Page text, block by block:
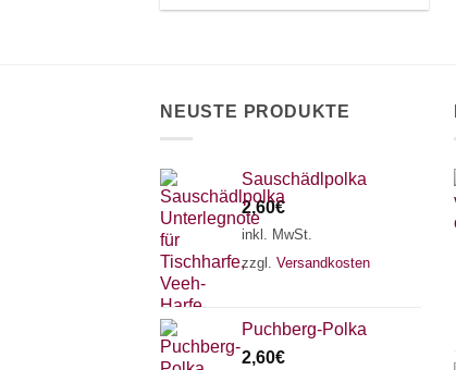
Produktseite
gewählt
NEUSTE PRODUKTE
Sauschädlpolka
2,60€
inkl. MwSt.
zzgl. Versandkosten
Puchberg-Polka
2,60€